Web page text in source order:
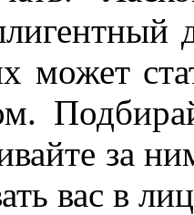
может
за
вас в